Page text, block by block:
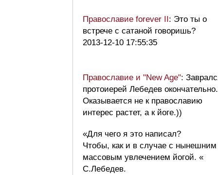
Православие forever II: Это ты о
встрече с сатаной говоришь?
2013-12-10 17:55:35
Православие и "New Age":
протоиерей Лебедев окончательно.
Оказывается не к православию
интерес растет, а к йоге.))
«Для чего я это написал?
Чтобы, как и в случае с нынешним
массовым увлечением йогой. «
С.Лебедев.